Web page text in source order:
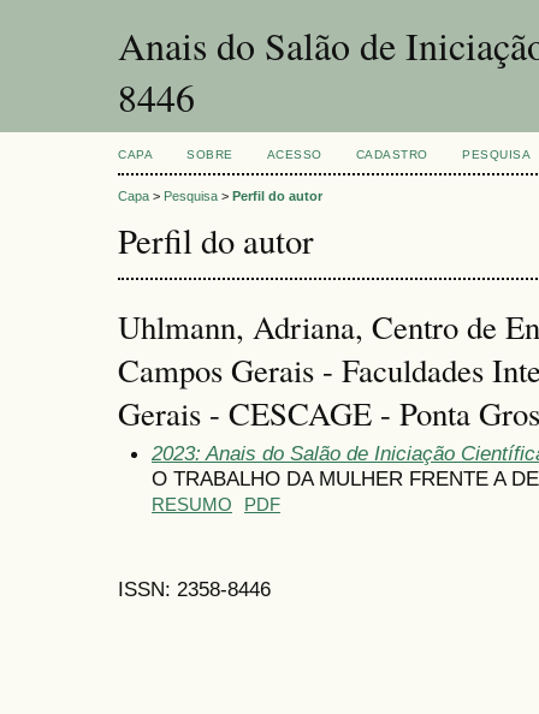
Anais do Salão de
8446
CAPA SOBRE ACESSO CADASTRO PESQUISA
Capa > Pesquisa > Perfil do autor
Perfil do autor
Uhlmann, Adriana, Centro de
Campos Gerais - Faculdades
Gerais - CESCAGE - Ponta
2023: Anais do Salão de Iniciação
O TRABALHO DA MULHER FRENTE A
RESUMO PDF
ISSN: 2358-8446